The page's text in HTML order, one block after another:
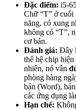
Đặc điểm: i5-
Chữ “T” ở cuối
năng, có xung
không có “T”,
cơ bản.
Đánh giá: Đây
thế hệ chip
nhiên, nó vẫn
phòng hàng
bản (Word),
các ứng dụng
Hạn chế: